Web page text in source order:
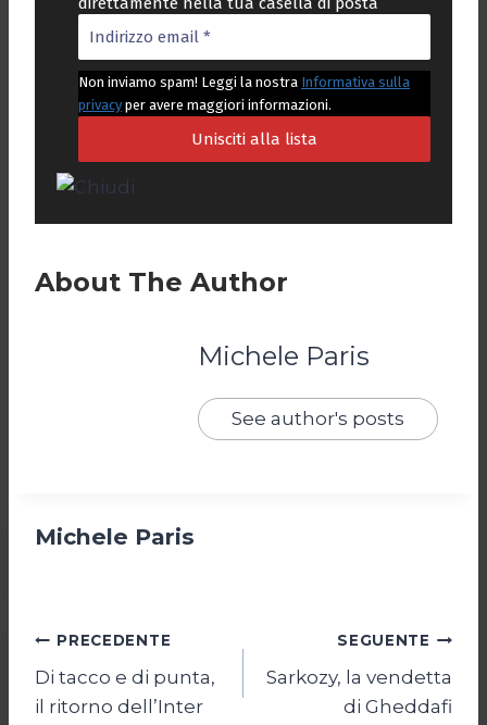
Non inviamo spam! Leggi la nostra Informativa sulla
privacy per avere maggiori informazioni.
About The Author
Michele Paris
See author's posts
Michele Paris
Navigazione
articoli
PRECEDENTE
Di tacco e di punta,
il ritorno dell’Inter
SEGUENTE
Sarkozy, la vendetta
di Gheddafi